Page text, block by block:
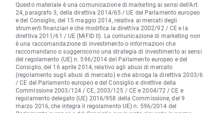
Questo materiale è una comunicazione di marketing ai sensi dell'Art.
24, paragrafo 3, della direttiva 2014/65 / UE del Parlamento europeo
e del Consiglio, del 15 maggio 2014, relativa ai mercati degli
strumenti finanziari e che modifica la direttiva 2002/92 / CE e la
direttiva 2011/61 / UE (MiFID II). La comunicazione di marketing non
è una raccomandazione di investimento o informazioni che
raccomandano o suggeriscono una strategia di investimento ai sensi
del regolamento (UE) n. 596/2014 del Parlamento europeo e del
Consiglio, del 16 aprile 2014, relativo agli abusi di mercato
(regolamento sugli abusi di mercato) e che abroga la direttiva 2003/6
/ CE del Parlamento europeo e del Consiglio e direttive della
Commissione 2003/124 / CE, 2003/125 / CE e 2004/72 / CE e
regolamento delegato (UE) 2016/958 della Commissione, del 9
marzo 2016, che integra il regolamento UE) n. 596/2014 del